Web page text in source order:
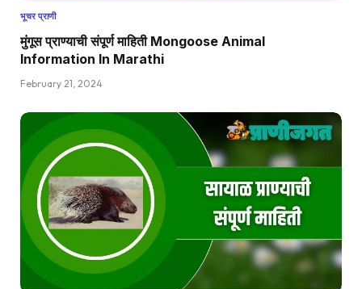
भूचर प्राणी
मुंगूस प्राण्याची संपूर्ण माहिती Mongoose Animal
Information In Marathi
February 21, 2024